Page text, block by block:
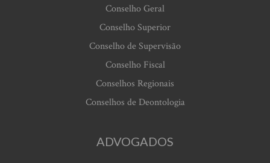
Conselho Geral
Conselho Superior
Conselho de Supervisão
Conselho Fiscal
Conselhos Regionais
Conselhos de Deontologia
ADVOGADOS